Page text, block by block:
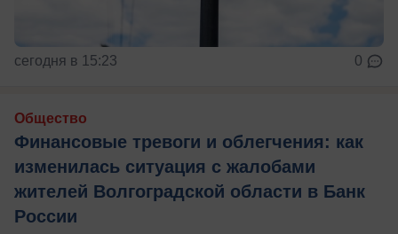
сегодня в 15:23 0
Общество
Финансовые тревоги и облегчения: как
изменилась ситуация с жалобами
жителей Волгоградской области в Банк
России